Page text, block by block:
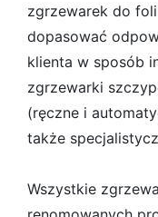
zgrzewarek do
dopasować
klienta w sposób
zgrzewarki
(ręczne i
także
Wszystkie